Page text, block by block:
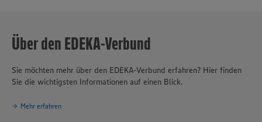
Über den EDEKA-Verbund
Sie möchten mehr über den EDEKA-Verbund erfahren? Hier finden
Sie die wichtigsten Informationen auf einen Blick.
Mehr erfahren